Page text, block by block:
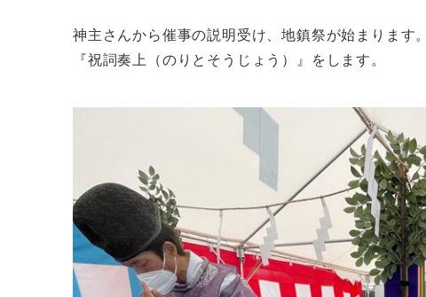
神主さんから催事の説明受け、地鎮祭が始まります
『祝詞奏上（のりとそうじょう）』をします。